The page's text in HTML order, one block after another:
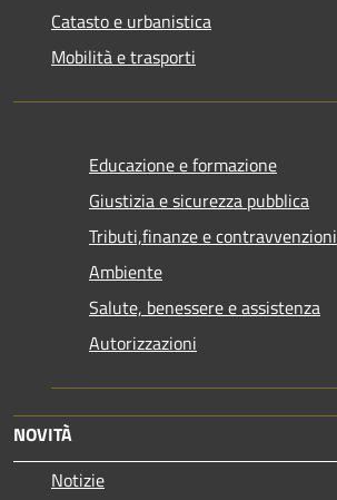
Catasto e urbanistica
Mobilità e trasporti
Educazione e formazione
Giustizia e sicurezza pubblica
Tributi,finanze e contravvenzioni
Ambiente
Salute, benessere e assistenza
Autorizzazioni
NOVITÀ
Notizie